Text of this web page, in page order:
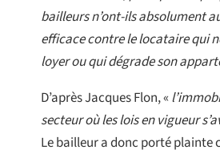
bailleurs n’ont-ils absolument
efficace contre le locataire qui
loyer ou qui dégrade son
D’après Jacques Flon, «
secteur où les lois en vigueur
Le bailleur a donc porté plainte